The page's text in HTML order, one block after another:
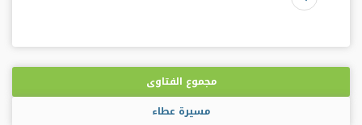
مجموع الفتاوى
مسيرة عطاء